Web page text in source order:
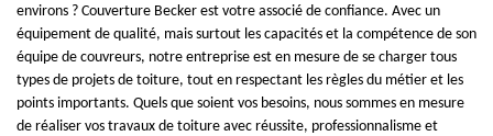
environs ? Couverture Becker est votre associé de confiance. Avec un
équipement de qualité, mais surtout les capacités et la compétence de son
équipe de couvreurs, notre entreprise est en mesure de se charger tous
types de projets de toiture, tout en respectant les règles du métier et les
points importants. Quels que soient vos besoins, nous sommes en mesure
de réaliser vos travaux de toiture avec réussite, professionnalisme et